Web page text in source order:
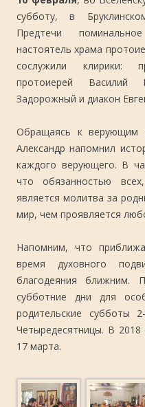
субботу, в
Предтечи
настоятель храма
сослужили клирики:
протоиерей Василий
Задорожный и диакон
Обращаясь к верующим
Александр напомнил
каждого верующего. В
что обязанностью
является молитва за
мир, чем проявляется
Напомним, что
время духовного
благодеяния ближним.
субботние дни для
родительские субботы
Четыредесятницы. В
17 марта.